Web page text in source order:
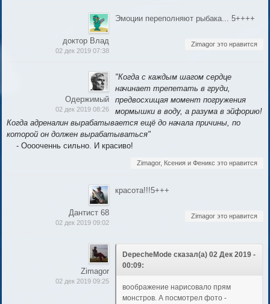
доктор Влад
02 дек 2019 07:38
Эмоции переполняют рыбака... 5++++
Zimagor это нравится
Одержимый
02 дек 2019 08:26
"Когда с каждым шагом сердце
начинает трепетать в груди,
предвосхищая момент погружения
мормышки в воду, а разума в эйфорию!
Когда адреналин вырабатывается ещё до начала причины, по
которой он должен вырабатываться"
- Ооооченнь сильно. И красиво!
Zimagor, Ксения и Феникс это нравится
Дантист 68
02 дек 2019 09:02
красота!!!5+++
Zimagor это нравится
Zimagor
02 дек 2019 09:25
DepecheMode сказал(а) 02 Дек 2019 -
00:09:
воображение нарисовало прям
монстров. А посмотрел фото -